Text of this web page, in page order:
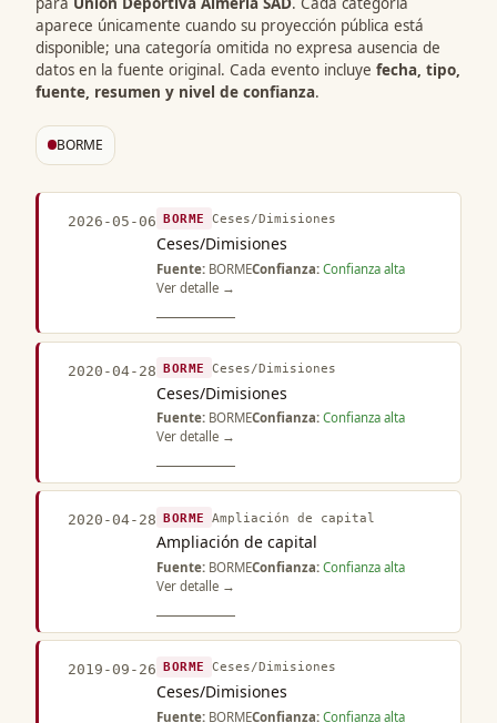
aparece únicamente cuando su proyección pública está
disponible; una categoría omitida no expresa ausencia de
datos en la fuente original. Cada evento incluye fecha, tipo,
fuente, resumen y nivel de confianza.
BORME
2026-05-06 BORME Ceses/Dimisiones
Ceses/Dimisiones
Fuente: BORMEConfianza: Confianza alta
Ver detalle →
2020-04-28 BORME Ceses/Dimisiones
Ceses/Dimisiones
Fuente: BORMEConfianza: Confianza alta
Ver detalle →
2020-04-28 BORME Ampliación de capital
Ampliación de capital
Fuente: BORMEConfianza: Confianza alta
Ver detalle →
2019-09-26 BORME Ceses/Dimisiones
Ceses/Dimisiones
Fuente: BORMEConfianza: Confianza alta